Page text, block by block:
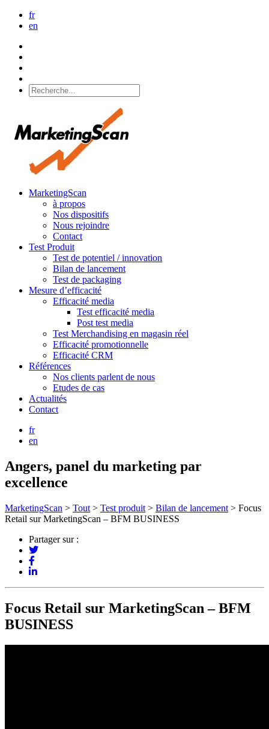
fr
en
MarketingScan
à propos
Nos dispositifs
Nous rejoindre
Contact
Test Produit
Test de potentiel / innovation
Bilan de lancement
Test de packaging
Mesure d’efficacité
Efficacité media
Test efficacité media
Post test media
Test Merchandising en magasin réel
Efficacité promotionnelle
Efficacité CRM
Références
Nos clients parlent de nous
Etudes de cas
Actualités
Contact
fr
en
Angers, panel du marketing par
excellence
MarketingScan > Tout > Test produit > Bilan de lancement > Focus
Retail sur MarketingScan – BFM BUSINESS
Partager sur :
Focus Retail sur MarketingScan – BFM
BUSINESS